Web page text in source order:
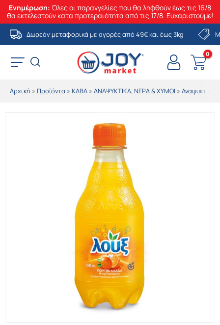
Ενημέρωση: Όλες οι παραγγελίες που θα ληφθούν έως τις 16/8
θα εκτελεστούν κατά προτεραιότητα από τις 17/8. Ευχαριστούμε!
Μετάβαση
στο
περιεχόμενο
Δωρεάν μεταφορικά με αγορές από 49€ και έως 3kg
Αρχική » Προϊόντα » ΚΑΒΑ » ΑΝΑΨΥΚΤΙΚΑ, ΝΕΡΑ & ΧΥΜΟΙ » Αναψυκτικά